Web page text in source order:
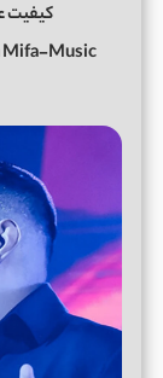
کیفیت
Mifa-Music